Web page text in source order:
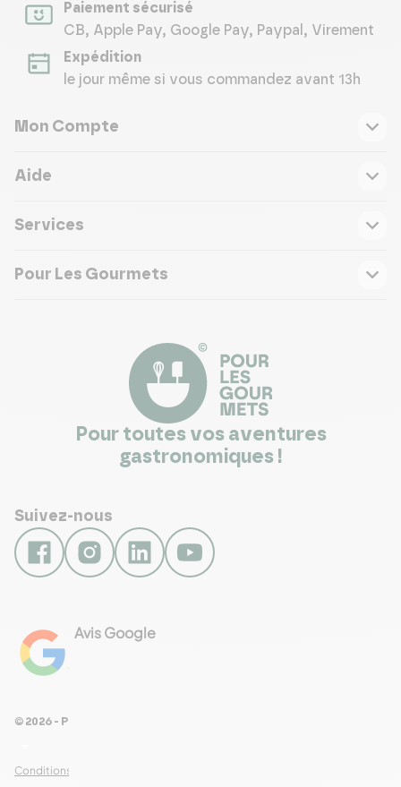
Paiement sécurisé
CB, Apple Pay, Google Pay, Paypal, Virement
Expédition
le jour même si vous commandez avant 13h
Mon Compte
Aide
Services
Pour Les Gourmets
Pour toutes vos aventures
gastronomiques !
Suivez-nous
Avis Google
Conditions Générales de Ventes
© 2026 - Pour Les Gourmets